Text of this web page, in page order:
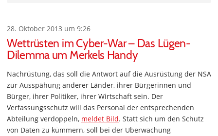
28. Oktober 2013 um 9:26
Wettrüsten im Cyber-War – Das Lügen-
Dilemma um Merkels Handy
Nachrüstung, das soll die Antwort auf die Ausrüstung der NSA
zur Ausspähung anderer Länder, ihrer Bürgerinnen und
Bürger, ihrer Politiker, ihrer Wirtschaft sein. Der
Verfassungsschutz will das Personal der entsprechenden
Abteilung verdoppeln, meldet Bild. Statt sich um den Schutz
von Daten zu kümmern, soll bei der Überwachung